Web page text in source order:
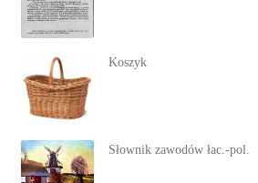
Koszyk
Słownik zawodów łac.-pol.